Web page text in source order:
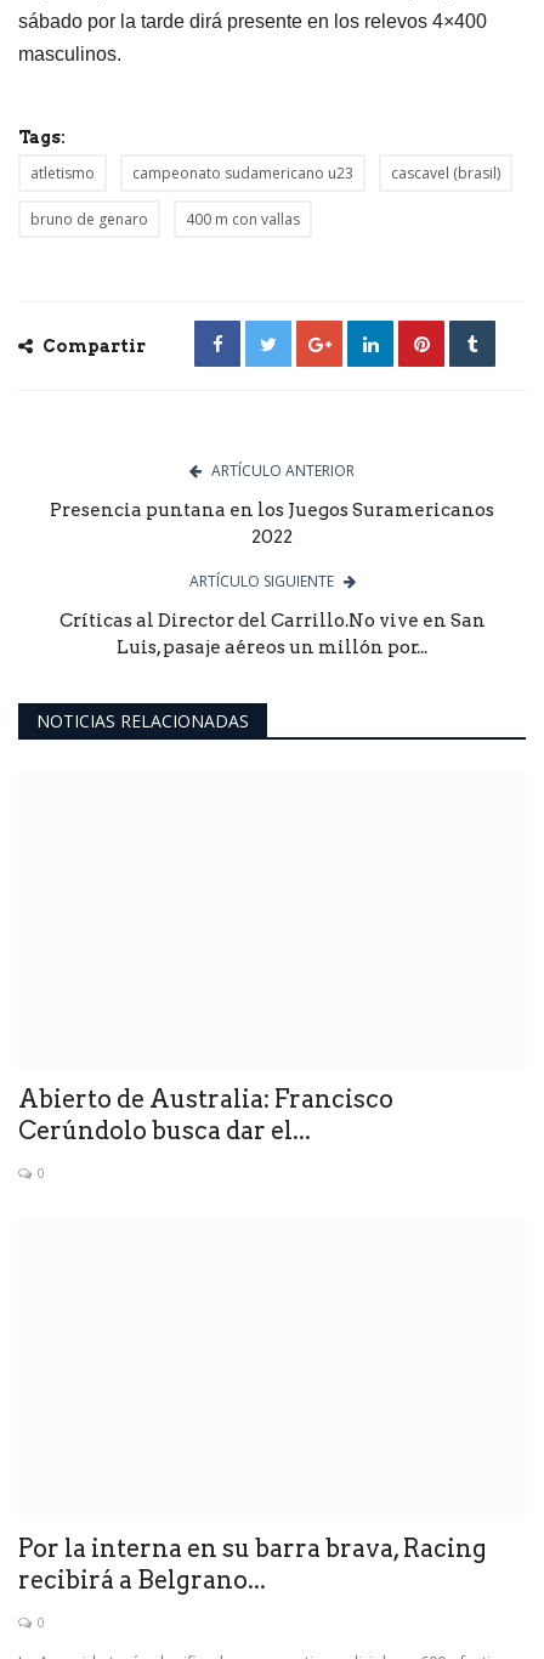
sábado por la tarde dirá presente en los relevos 4×400
masculinos.
Tags:
atletismo campeonato sudamericano u23 cascavel (brasil)
bruno de genaro 400 m con vallas
Compartir
ARTÍCULO ANTERIOR
Presencia puntana en los Juegos Suramericanos
2022
ARTÍCULO SIGUIENTE
Críticas al Director del Carrillo.No vive en San
Luis, pasaje aéreos un millón por...
NOTICIAS RELACIONADAS
Abierto de Australia: Francisco
Cerúndolo busca dar el...
0
Por la interna en su barra brava, Racing
recibirá a Belgrano...
0